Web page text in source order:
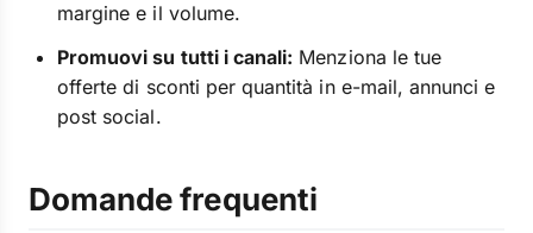
margine e il volume.
Promuovi su tutti i canali: Menziona le tue
offerte di sconti per quantità in e-mail, annunci e
post social.
Domande frequenti